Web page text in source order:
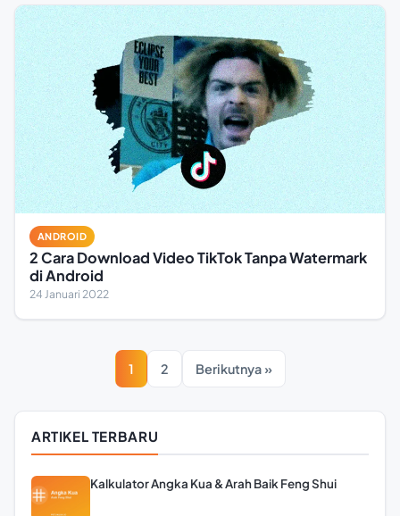
ANDROID
2 Cara Download Video TikTok Tanpa Watermark
di Android
24 Januari 2022
1 2 Berikutnya »
ARTIKEL TERBARU
Kalkulator Angka Kua & Arah Baik Feng Shui